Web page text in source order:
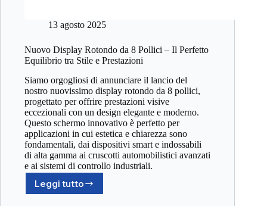
13 agosto 2025
Nuovo Display Rotondo da 8 Pollici – Il Perfetto
Equilibrio tra Stile e Prestazioni
Siamo orgogliosi di annunciare il lancio del
nostro nuovissimo display rotondo da 8 pollici,
progettato per offrire prestazioni visive
eccezionali con un design elegante e moderno.
Questo schermo innovativo è perfetto per
applicazioni in cui estetica e chiarezza sono
fondamentali, dai dispositivi smart e indossabili
di alta gamma ai cruscotti automobilistici avanzati
e ai sistemi di controllo industriali.
Leggi tutto